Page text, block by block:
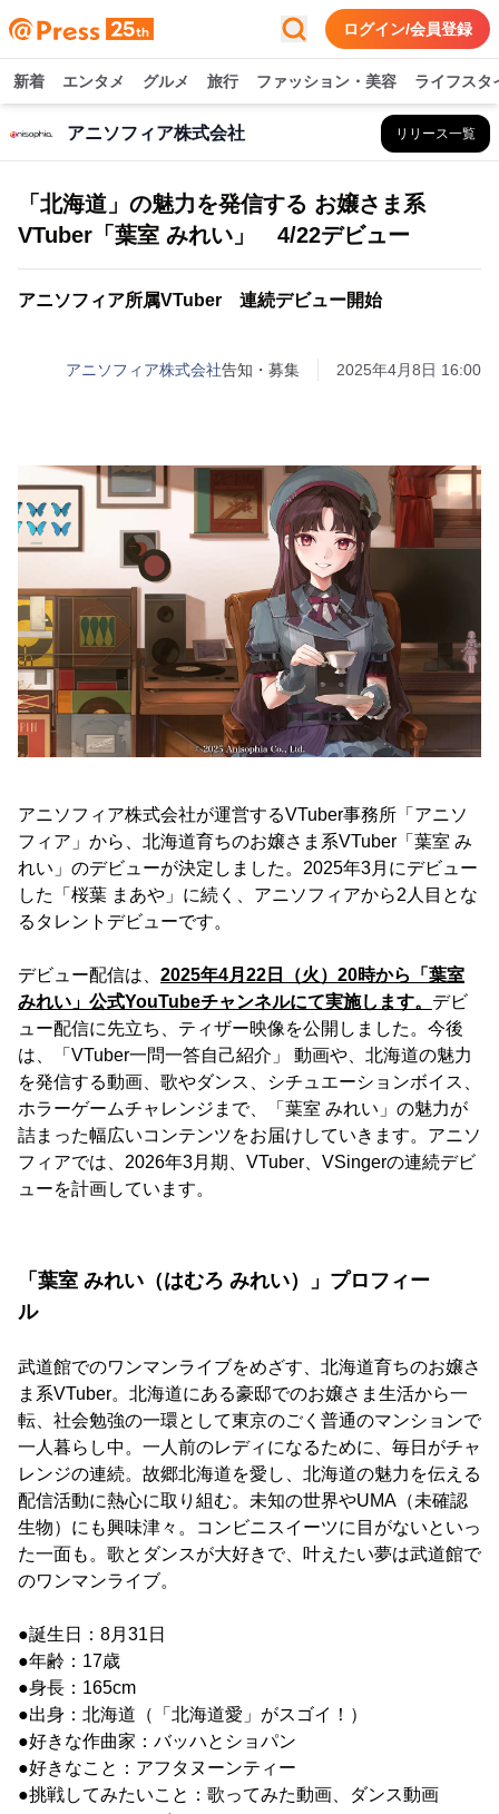
ログイン/会員登録
新着 エンタメ グルメ 旅行 ファッション・美容 ライフスタ
アニソフィア株式会社 リリース一覧
「北海道」の魅力を発信する お嬢さま系
VTuber「葉室 みれい」 4/22デビュー
アニソフィア所属VTuber 連続デビュー開始
アニソフィア株式会社告知・募集 2025年4月8日 16:00
アニソフィア株式会社が運営するVTuber事務所「アニソ
フィア」から、北海道育ちのお嬢さま系VTuber「葉室 み
れい」のデビューが決定しました。2025年3月にデビュー
した「桜葉 まあや」に続く、アニソフィアから2人目とな
るタレントデビューです。
デビュー配信は、 2025年4月22日（火）20時から「葉室
みれい」公式YouTubeチャンネルにて実施します。 デビ
ュー配信に先立ち、ティザー映像を公開しました。今後
は、「VTuber一問一答自己紹介」 動画や、北海道の魅力
を発信する動画、歌やダンス、シチュエーションボイス、
ホラーゲームチャレンジまで、「葉室 みれい」の魅力が
詰まった幅広いコンテンツをお届けしていきます。アニソ
フィアでは、2026年3月期、VTuber、VSingerの連続デビ
ューを計画しています。
「葉室 みれい（はむろ みれい）」プロフィー
ル
武道館でのワンマンライブをめざす、北海道育ちのお嬢さ
ま系VTuber。北海道にある豪邸でのお嬢さま生活から一
転、社会勉強の一環として東京のごく普通のマンションで
一人暮らし中。一人前のレディになるために、毎日がチャ
レンジの連続。故郷北海道を愛し、北海道の魅力を伝える
配信活動に熱心に取り組む。未知の世界やUMA（未確認
生物）にも興味津々。コンビニスイーツに目がないといっ
た一面も。歌とダンスが大好きで、叶えたい夢は武道館で
のワンマンライブ。
●誕生日：8月31日
●年齢：17歳
●身長：165cm
●出身：北海道（「北海道愛」がスゴイ！）
●好きな作曲家：バッハとショパン
●好きなこと：アフタヌーンティー
●挑戦してみたいこと：歌ってみた動画、ダンス動画